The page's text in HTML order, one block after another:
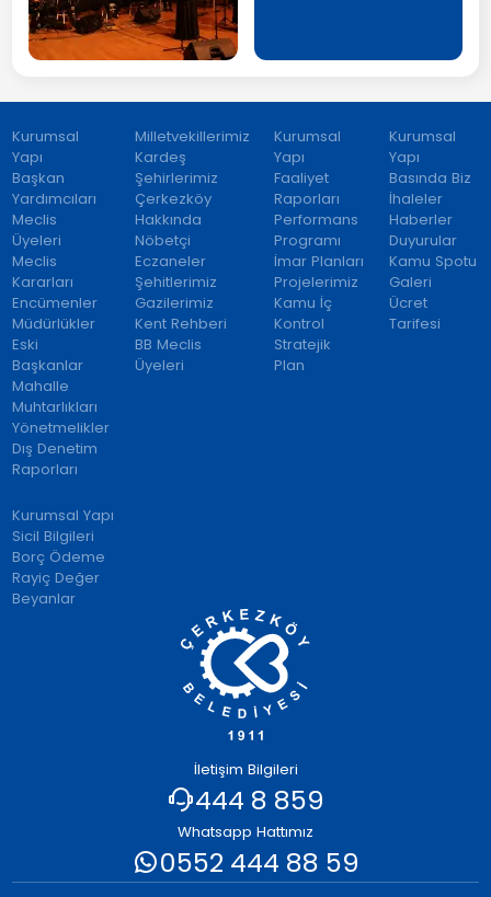
Kurumsal
Yapı
Başkan
Yardımcıları
Meclis
Üyeleri
Meclis
Kararları
Encümenler
Müdürlükler
Eski
Başkanlar
Mahalle
Muhtarlıkları
Yönetmelikler
Dış Denetim
Raporları
Milletvekillerimiz
Kardeş
Şehirlerimiz
Çerkezköy
Hakkında
Nöbetçi
Eczaneler
Şehitlerimiz
Gazilerimiz
Kent Rehberi
BB Meclis
Üyeleri
Kurumsal
Yapı
Faaliyet
Raporları
Performans
Programı
İmar Planları
Projelerimiz
Kamu İç
Kontrol
Stratejik
Plan
Kurumsal
Yapı
Basında Biz
İhaleler
Haberler
Duyurular
Kamu Spotu
Galeri
Ücret
Tarifesi
Kurumsal Yapı
Sicil Bilgileri
Borç Ödeme
Rayiç Değer
Beyanlar
İletişim Bilgileri
444 8 859
Whatsapp Hattımız
0552 444 88 59